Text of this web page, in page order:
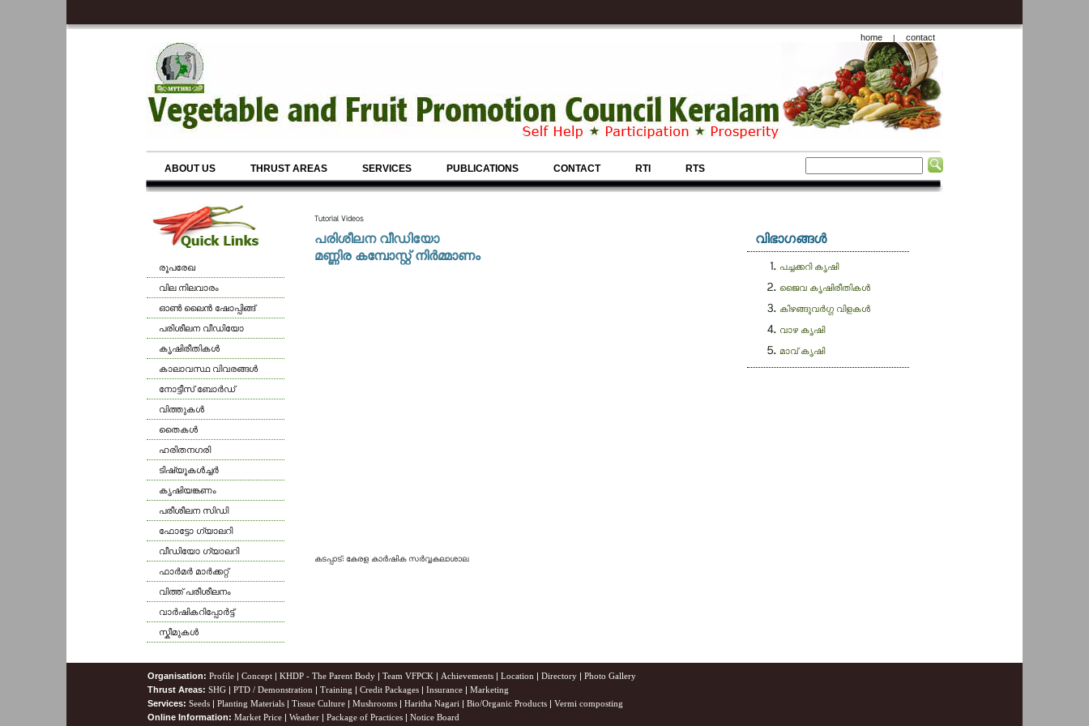
home | contact
ABOUT US THRUST AREAS SERVICES PUBLICATIONS CONTACT RTI RTS
രൂപരേഖ
വില നിലവാരം
ഓണ്‍ ലൈന്‍ ഷോപ്പിങ്ങ്
പരിശീലന വീഡിയോ
കൃഷിരീതികള്‍
കാലാവസ്ഥ വിവരങ്ങള്‍
നോട്ടീസ് ബോര്‍ഡ്
വിത്തുകള്‍
തൈകള്‍
ഹരിതനഗരി
ടിഷ്യൂകള്‍ച്ചര്‍
കൃഷിയങ്കണം
പരീശീലന സിഡി
ഫോട്ടോ ഗ്യാലറി
വീഡിയോ ഗ്യാലറി
ഫാര്‍മര്‍ മാര്‍ക്കറ്റ്
വിത്ത് പരീശീലനം
വാര്‍ഷികറിപ്പോര്‍ട്ട്
സ്കീമുകള്‍
Tutorial Videos
പരിശീലന വീഡിയോ
മണ്ണിര കമ്പോസ്റ്റ് നിർമ്മാണം
കടപ്പാട്: കേരള കാര്‍ഷിക സര്‍വ്വകലാശാല
വിഭാഗങ്ങള്‍
പച്ചക്കറി കൃഷി
ജൈവ കൃഷിരീതികള്‍
കിഴങ്ങുവർഗ്ഗ വിളകള്‍
വാഴ കൃഷി
മാവ് കൃഷി
Organisation: Profile | Concept | KHDP - The Parent Body | Team VFPCK | Achievements | Location | Directory | Photo Gallery
Thrust Areas: SHG | PTD / Demonstration | Training | Credit Packages | Insurance | Marketing
Services: Seeds | Planting Materials | Tissue Culture | Mushrooms | Haritha Nagari | Bio/Organic Products | Vermi composting
Online Information: Market Price | Weather | Package of Practices | Notice Board